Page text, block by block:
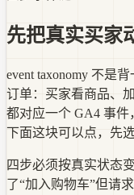
先把真实买家
event taxonomy 不是
订单：买家看商品、
都对应一个 GA4 事件
下面这块可以点，先
四步必须按真实状态
了“加入购物车”但请